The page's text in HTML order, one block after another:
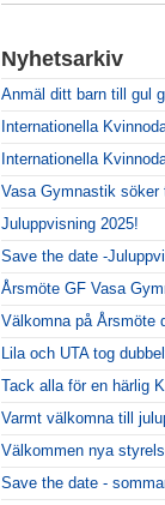
Nyhetsarkiv
Anmäl ditt barn till gul
Internationella
Internationella
Vasa Gymnastik söker
Juluppvisning 2025!
Save the date -
Årsmöte GF Vasa
Välkomna på Årsmöte
Lila och UTA tog
Tack alla för en härlig
Varmt välkomna till
Välkommen nya
Save the date -